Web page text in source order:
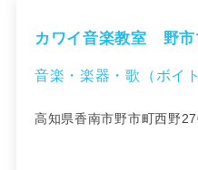
カワイ音楽教室 野市
音楽・楽器・歌（ボイ
高知県香南市野市町西野